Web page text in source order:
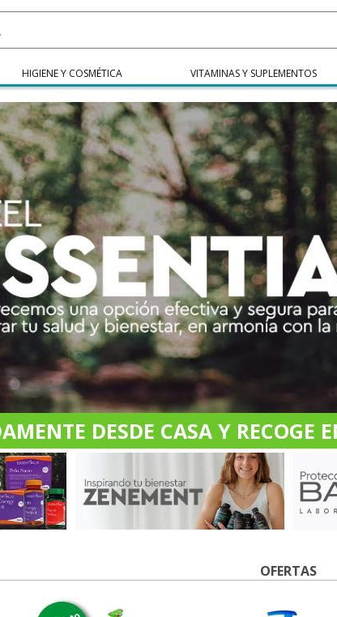
HIGIENE Y COSMÉTICA VITAMINAS Y SUPLEMENTOS
DESDE CASA Y RECOGE
OFERTAS